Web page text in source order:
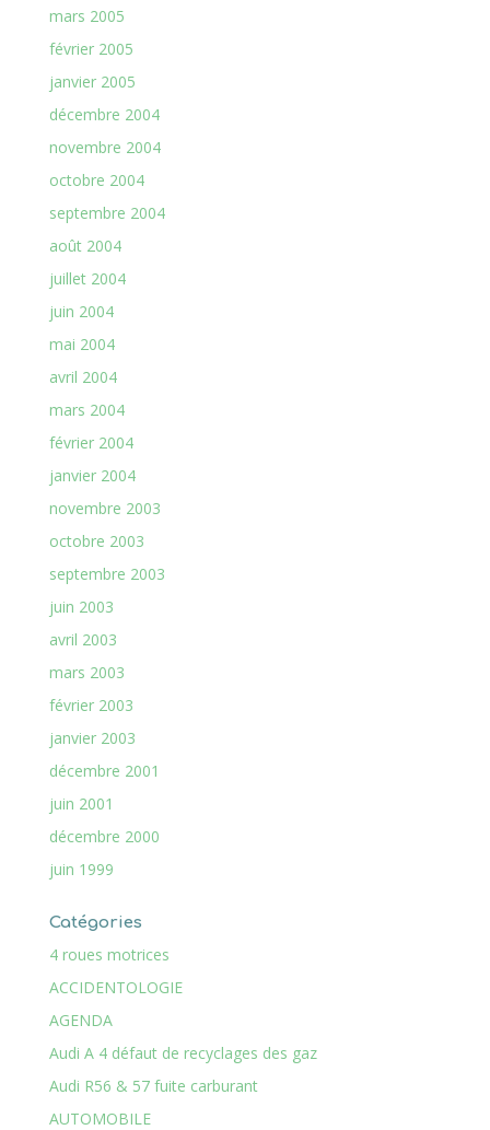
mars 2005
février 2005
janvier 2005
décembre 2004
novembre 2004
octobre 2004
septembre 2004
août 2004
juillet 2004
juin 2004
mai 2004
avril 2004
mars 2004
février 2004
janvier 2004
novembre 2003
octobre 2003
septembre 2003
juin 2003
avril 2003
mars 2003
février 2003
janvier 2003
décembre 2001
juin 2001
décembre 2000
juin 1999
Catégories
4 roues motrices
ACCIDENTOLOGIE
AGENDA
Audi A 4 défaut de recyclages des gaz
Audi R56 & 57 fuite carburant
AUTOMOBILE